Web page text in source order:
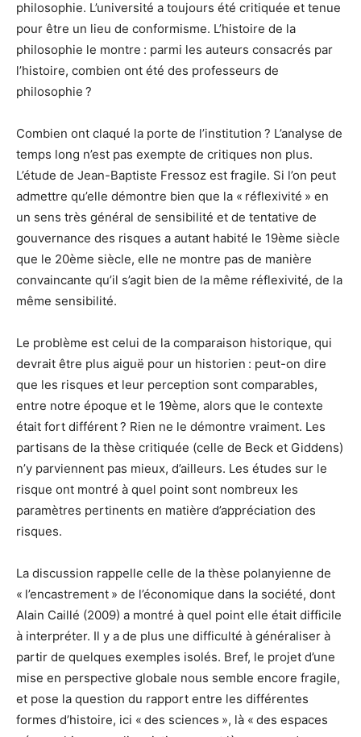
philosophie. L’université a toujours été critiquée et tenue
pour être un lieu de conformisme. L’histoire de la
philosophie le montre : parmi les auteurs consacrés par
l’histoire, combien ont été des professeurs de
philosophie ?
Combien ont claqué la porte de l’institution ? L’analyse de
temps long n’est pas exempte de critiques non plus.
L’étude de Jean-Baptiste Fressoz est fragile. Si l’on peut
admettre qu’elle démontre bien que la « réflexivité » en
un sens très général de sensibilité et de tentative de
gouvernance des risques a autant habité le 19ème siècle
que le 20ème siècle, elle ne montre pas de manière
convaincante qu’il s’agit bien de la même réflexivité, de la
même sensibilité.
Le problème est celui de la comparaison historique, qui
devrait être plus aiguë pour un historien : peut-on dire
que les risques et leur perception sont comparables,
entre notre époque et le 19ème, alors que le contexte
était fort différent ? Rien ne le démontre vraiment. Les
partisans de la thèse critiquée (celle de Beck et Giddens)
n’y parviennent pas mieux, d’ailleurs. Les études sur le
risque ont montré à quel point sont nombreux les
paramètres pertinents en matière d’appréciation des
risques.
La discussion rappelle celle de la thèse polanyienne de
« l’encastrement » de l’économique dans la société, dont
Alain Caillé (2009) a montré à quel point elle était difficile
à interpréter. Il y a de plus une difficulté à généraliser à
partir de quelques exemples isolés. Bref, le projet d’une
mise en perspective globale nous semble encore fragile,
et pose la question du rapport entre les différentes
formes d’histoire, ici « des sciences », là « des espaces